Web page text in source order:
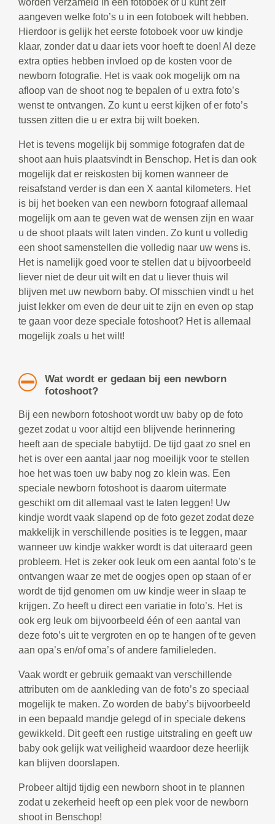
worden verzameld in een fotoboek of u kunt zelf
aangeven welke foto’s u in een fotoboek wilt hebben.
Hierdoor is gelijk het eerste fotoboek voor uw kindje
klaar, zonder dat u daar iets voor hoeft te doen! Al deze
extra opties hebben invloed op de kosten voor de
newborn fotografie. Het is vaak ook mogelijk om na
afloop van de shoot nog te bepalen of u extra foto’s
wenst te ontvangen. Zo kunt u eerst kijken of er foto’s
tussen zitten die u er extra bij wilt boeken.
Het is tevens mogelijk bij sommige fotografen dat de
shoot aan huis plaatsvindt in Benschop. Het is dan ook
mogelijk dat er reiskosten bij komen wanneer de
reisafstand verder is dan een X aantal kilometers. Het
is bij het boeken van een newborn fotograaf allemaal
mogelijk om aan te geven wat de wensen zijn en waar
u de shoot plaats wilt laten vinden. Zo kunt u volledig
een shoot samenstellen die volledig naar uw wens is.
Het is namelijk goed voor te stellen dat u bijvoorbeeld
liever niet de deur uit wilt en dat u liever thuis wil
blijven met uw newborn baby. Of misschien vindt u het
juist lekker om even de deur uit te zijn en even op stap
te gaan voor deze speciale fotoshoot? Het is allemaal
mogelijk zoals u het wilt!
Wat wordt er gedaan bij een newborn
fotoshoot?
Bij een newborn fotoshoot wordt uw baby op de foto
gezet zodat u voor altijd een blijvende herinnering
heeft aan de speciale babytijd. De tijd gaat zo snel en
het is over een aantal jaar nog moeilijk voor te stellen
hoe het was toen uw baby nog zo klein was. Een
speciale newborn fotoshoot is daarom uitermate
geschikt om dit allemaal vast te laten leggen! Uw
kindje wordt vaak slapend op de foto gezet zodat deze
makkelijk in verschillende posities is te leggen, maar
wanneer uw kindje wakker wordt is dat uiteraard geen
probleem. Het is zeker ook leuk om een aantal foto’s te
ontvangen waar ze met de oogjes open op staan of er
wordt de tijd genomen om uw kindje weer in slaap te
krijgen. Zo heeft u direct een variatie in foto’s. Het is
ook erg leuk om bijvoorbeeld één of een aantal van
deze foto’s uit te vergroten en op te hangen of te geven
aan opa’s en/of oma’s of andere familieleden.
Vaak wordt er gebruik gemaakt van verschillende
attributen om de aankleding van de foto’s zo speciaal
mogelijk te maken. Zo worden de baby’s bijvoorbeeld
in een bepaald mandje gelegd of in speciale dekens
gewikkeld. Dit geeft een rustige uitstraling en geeft uw
baby ook gelijk wat veiligheid waardoor deze heerlijk
kan blijven doorslapen.
Probeer altijd tijdig een newborn shoot in te plannen
zodat u zekerheid heeft op een plek voor de newborn
shoot in Benschop!